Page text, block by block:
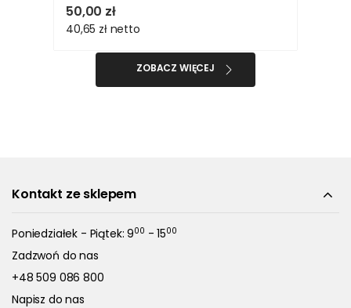
50,00 zł
40,65 zł netto
ZOBACZ WIĘCEJ
Kontakt ze sklepem
Poniedziałek - Piątek: 900 - 1500
Zadzwoń do nas
+48 509 086 800
Napisz do nas